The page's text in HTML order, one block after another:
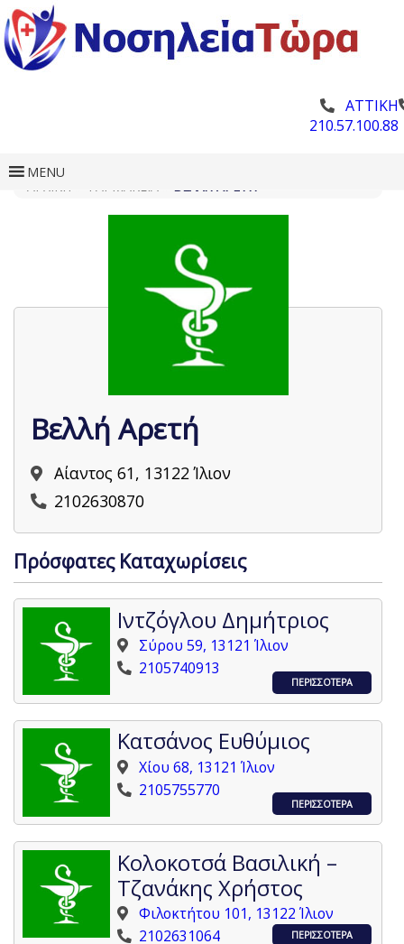
ΑΤΤΙΚΗ
210.57.100.88
MENU
Βελλή Αρετή
Αίαντος 61, 13122 Ίλιον
2102630870
Πρόσφατες Καταχωρίσεις
Ιντζόγλου Δημήτριος
Σύρου 59, 13121 Ίλιον
2105740913
ΠΕΡΙΣΣΟΤΕΡΑ
Κατσάνος Ευθύμιος
Χίου 68, 13121 Ίλιον
2105755770
ΠΕΡΙΣΣΟΤΕΡΑ
Κολοκοτσά Βασιλική –
Τζανάκης Χρήστος
Φιλοκτήτου 101, 13122 Ίλιον
2102631064
ΠΕΡΙΣΣΟΤΕΡΑ